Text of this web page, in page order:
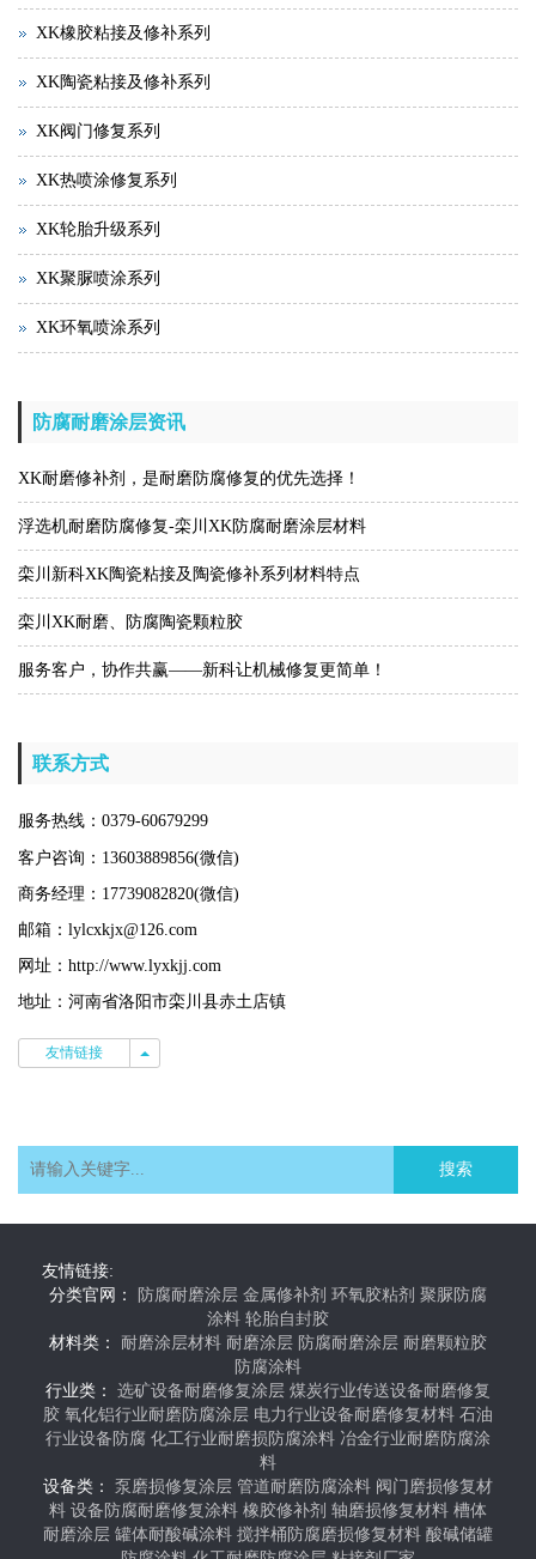
XK橡胶粘接及修补系列
XK陶瓷粘接及修补系列
XK阀门修复系列
XK热喷涂修复系列
XK轮胎升级系列
XK聚脲喷涂系列
XK环氧喷涂系列
防腐耐磨涂层资讯
XK耐磨修补剂，是耐磨防腐修复的优先选择！
浮选机耐磨防腐修复-栾川XK防腐耐磨涂层材料
栾川新科XK陶瓷粘接及陶瓷修补系列材料特点
栾川XK耐磨、防腐陶瓷颗粒胶
服务客户，协作共赢——新科让机械修复更简单！
联系方式
服务热线：0379-60679299
客户咨询：13603889856(微信)
商务经理：17739082820(微信)
邮箱：lylcxkjx@126.com
网址：http://www.lyxkjj.com
地址：河南省洛阳市栾川县赤土店镇
友情链接 友情链接
搜索
友情链接:
分类官网：
防腐耐磨涂层 金属修补剂 环氧胶粘剂 聚脲防腐
涂料 轮胎自封胶
材料类： 耐磨涂层材料 耐磨涂层 防腐耐磨涂层 耐磨颗粒胶
防腐涂料
行业类： 选矿设备耐磨修复涂层 煤炭行业传送设备耐磨修复
胶 氧化铝行业耐磨防腐涂层 电力行业设备耐磨修复材料 石油
行业设备防腐 化工行业耐磨损防腐涂料 冶金行业耐磨防腐涂
料
设备类： 泵磨损修复涂层 管道耐磨防腐涂料 阀门磨损修复材
料 设备防腐耐磨修复涂料 橡胶修补剂 轴磨损修复材料 槽体
耐磨涂层 罐体耐酸碱涂料 搅拌桶防腐磨损修复材料 酸碱储罐